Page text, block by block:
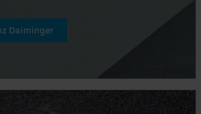
Daiminger